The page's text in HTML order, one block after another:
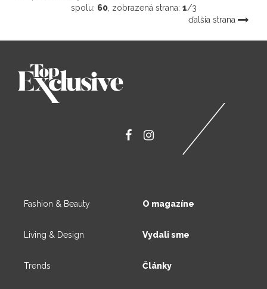
spolu: 60, zobrazená strana: 1/3
ďalšia strana
Fashion & Beauty
Living & Design
Trends
O magazíne
Vydali sme
Články